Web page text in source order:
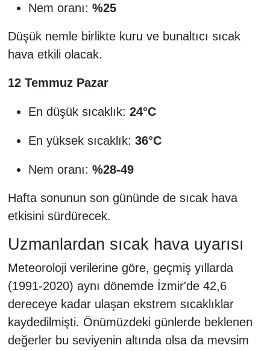
Nem oranı: %25
Düşük nemle birlikte kuru ve bunaltıcı sıcak
hava etkili olacak.
12 Temmuz Pazar
En düşük sıcaklık: 24°C
En yüksek sıcaklık: 36°C
Nem oranı: %28-49
Hafta sonunun son gününde de sıcak hava
etkisini sürdürecek.
Uzmanlardan sıcak hava uyarısı
Meteoroloji verilerine göre, geçmiş yıllarda
(1991-2020) aynı dönemde İzmir'de 42,6
dereceye kadar ulaşan ekstrem sıcaklıklar
kaydedilmişti. Önümüzdeki günlerde beklenen
değerler bu seviyenin altında olsa da mevsim